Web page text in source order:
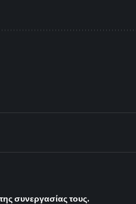
συνεργασίας τους.